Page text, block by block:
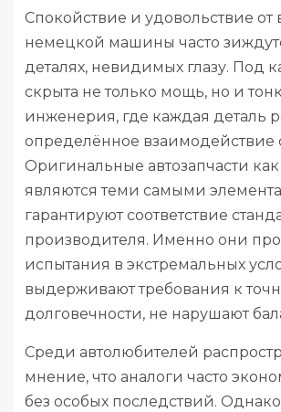
Спокойствие и удовольствие
немецкой машины часто
деталях, невидимых глазу. Под
скрыта не только мощь, но и
инженерия, где каждая деталь
определённое взаимодействие
Оригинальные автозапчасти как
являются теми самыми
гарантируют соответствие
производителя. Именно они
испытания в экстремальных
выдерживают требования к
долговечности, не нарушают
Среди автолюбителей
мнение, что аналоги часто
без особых последствий.